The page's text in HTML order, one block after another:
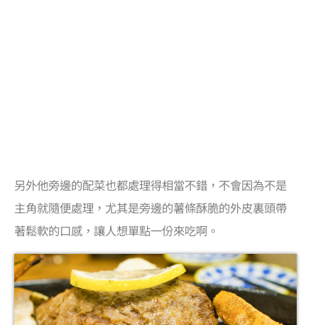
另外他旁邊的配菜也都處理得相當不錯，不會因為不是
主角就隨便處理，尤其是旁邊的薯條酥脆的外皮裏頭帶
著鬆軟的口感，讓人想單點一份來吃啊。